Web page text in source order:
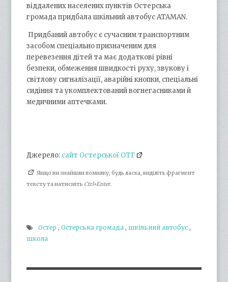
віддалених населених пунктів Остерська
громада придбала шкільний автобус ATAMAN.
Придбаний автобус є сучасним транспортним
засобом спеціально призначеним для
перевезення дітей та має додаткові рівні
безпеки, обмеження швидкості руху, звукову і
світлову сигналізації, аварійні кнопки, спеціальні
сидіння та укомплектований вогнегасниками й
медичними аптечками.
Джерело: сайт Остерської ОТГ
Якщо ви знайшли помилку, будь ласка, виділіть фрагмент
тексту та натисніть Ctrl+Enter.
Остер ,Остерська громада , шкільний автобус ,
школа